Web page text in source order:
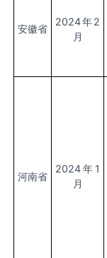
安徽省
2024年2
月
河南省
2024年 1
月